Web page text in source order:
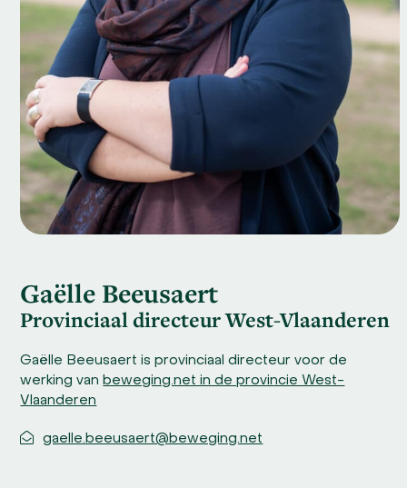
Gaëlle Beeusaert
Provinciaal directeur West-Vlaanderen
Gaëlle Beeusaert is provinciaal directeur voor de
werking van beweging.net in de provincie West-
Vlaanderen
gaelle.beeusaert@beweging.net